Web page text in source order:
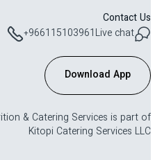
Contact Us
Live chat
+966115103961
Download App
& Catering Services is part of
Kitopi Catering Services LLC